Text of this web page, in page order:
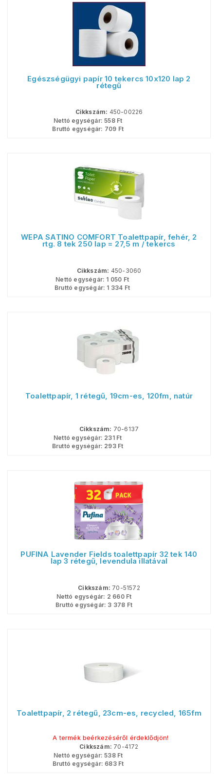
Egészségügyi papír 10 tekercs 10x120 lap 2
rétegű
Cikkszám: 450-00226
Nettó egységár: 558Ft
Bruttó egységár: 709 Ft
WEPA SATINO COMFORT Toalettpapír, fehér, 2
rtg. 8 tek 250 lap = 27,5 m / tekercs
Cikkszám: 450-3060
Nettó egységár: 1 050 Ft
Bruttó egységár: 1 334 Ft
Toalettpapír, 1 rétegű, 19cm-es, 120fm, natúr
Cikkszám: 70-6137
Nettó egységár: 231Ft
Bruttó egységár: 293Ft
PUFINA Lavender Fields toalettpapír 32 tek 140
lap 3 rétegű, levendula illatával
Cikkszám: 70-51572
Nettó egységár: 2 660Ft
Bruttó egységár: 3 378 Ft
Toalettpapír, 2 rétegű, 23cm-es, recycled, 165fm
A termék beérkezéséről érdeklődjön!
Cikkszám: 70-4172
Nettó egységár: 538Ft
Bruttó egységár: 683Ft